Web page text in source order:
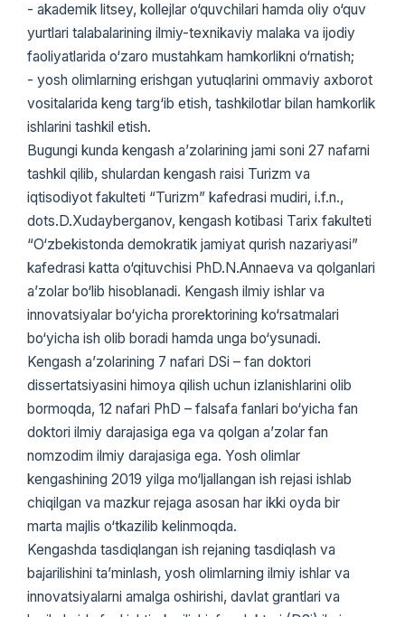
- akademik litsey, kollejlar o‘quvchilari hamda oliy o‘quv
yurtlari talabalarining ilmiy-texnikaviy malaka va ijodiy
faoliyatlarida o‘zaro mustahkam hamkorlikni o‘rnatish;
- yosh olimlarning erishgan yutuqlarini ommaviy axborot
vositalarida keng targ‘ib etish, tashkilotlar bilan hamkorlik
ishlarini tashkil etish.
Bugungi kunda kengash a’zolarining jami soni 27 nafarni
tashkil qilib, shulardan kengash raisi Turizm va
iqtisodiyot fakulteti “Turizm” kafedrasi mudiri, i.f.n.,
dots.D.Xudayberganov, kengash kotibasi Tarix fakulteti
“O‘zbekistonda demokratik jamiyat qurish nazariyasi”
kafedrasi katta o‘qituvchisi PhD.N.Annaeva va qolganlari
a’zolar bo‘lib hisoblanadi. Kengash ilmiy ishlar va
innovatsiyalar bo‘yicha prorektorining ko‘rsatmalari
bo‘yicha ish olib boradi hamda unga bo‘ysunadi.
Kengash a’zolarining 7 nafari DSi – fan doktori
dissertatsiyasini himoya qilish uchun izlanishlarini olib
bormoqda, 12 nafari PhD – falsafa fanlari bo‘yicha fan
doktori ilmiy darajasiga ega va qolgan a’zolar fan
nomzodim ilmiy darajasiga ega. Yosh olimlar
kengashining 2019 yilga mo‘ljallangan ish rejasi ishlab
chiqilgan va mazkur rejaga asosan har ikki oyda bir
marta majlis o‘tkazilib kelinmoqda.
Kengashda tasdiqlangan ish rejaning tasdiqlash va
bajarilishini ta’minlash, yosh olimlarning ilmiy ishlar va
innovatsiyalarni amalga oshirishi, davlat grantlari va